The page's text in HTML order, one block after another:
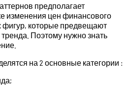
предполагает
изменения цен финансового
фигур, которые предвещают
Поэтому нужно знать
на 2 основные категории :